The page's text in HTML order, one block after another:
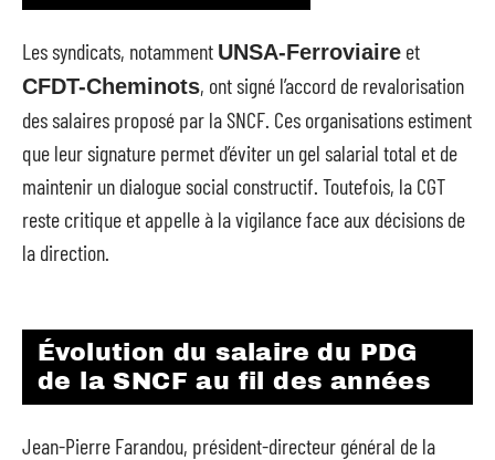
Les syndicats, notamment UNSA-Ferroviaire et
CFDT-Cheminots, ont signé l’accord de revalorisation
des salaires proposé par la SNCF. Ces organisations estiment
que leur signature permet d’éviter un gel salarial total et de
maintenir un dialogue social constructif. Toutefois, la CGT
reste critique et appelle à la vigilance face aux décisions de
la direction.
Évolution du salaire du PDG
de la SNCF au fil des années
Jean-Pierre Farandou, président-directeur général de la